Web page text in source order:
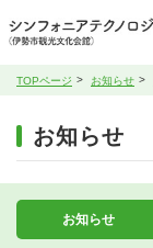
TOPページ お知らせ
お知らせ
お知らせ